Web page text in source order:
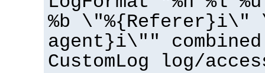
%b \"%{Referer}i\"
agent}i\"" combined
CustomLog log/